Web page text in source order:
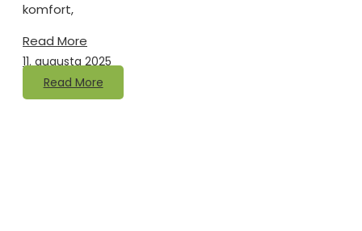
komfort,
Read More
11. augusta 2025
Read More